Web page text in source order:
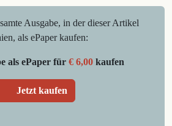
Ausgabe, in der dieser Artikel
als ePaper kaufen:
als ePaper für € 6,00kaufen
Jetzt kaufen